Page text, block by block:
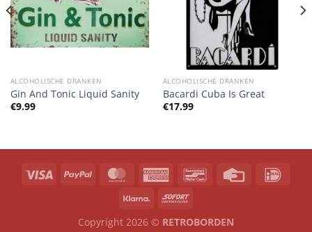
ALCOHOLISCHE DRANKEN
Gin And Tonic Liquid Sanity
€9.99
ALCOHOLISCHE DRANKEN
Bacardi Cuba Is Great
€17.99
Copyright 2026 © RETROBORDEN